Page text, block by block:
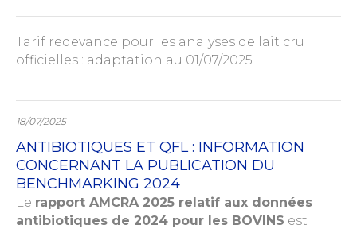
Tarif redevance pour les analyses de lait cru
officielles : adaptation au 01/07/2025
18/07/2025
ANTIBIOTIQUES ET QFL : INFORMATION
CONCERNANT LA PUBLICATION DU
BENCHMARKING 2024
Le rapport AMCRA 2025 relatif aux données
antibiotiques de 2024 pour les BOVINS est